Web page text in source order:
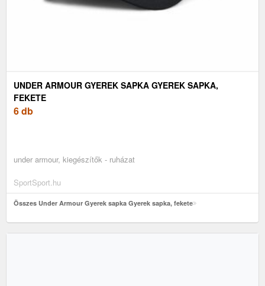
UNDER ARMOUR GYEREK SAPKA GYEREK SAPKA,
FEKETE
6 db
under armour, kiegészítők - ruházat
SportSport.hu
Összes Under Armour Gyerek sapka Gyerek sapka, fekete